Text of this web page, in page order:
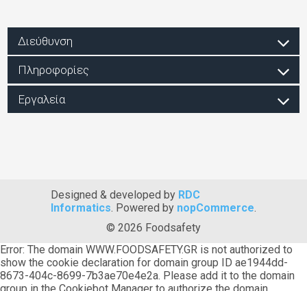
Διεύθυνση
Πληροφορίες
Εργαλεία
Designed & developed by RDC
Informatics. Powered by nopCommerce.
© 2026 Foodsafety
Error: The domain WWW.FOODSAFETY.GR is not authorized to
show the cookie declaration for domain group ID ae1944dd-
8673-404c-8699-7b3ae70e4e2a. Please add it to the domain